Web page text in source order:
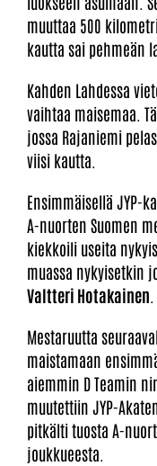
muuttaa 500
kautta sai pehmeän
Kahden Lahdessa
vaihtaa maisemaa.
jossa Rajaniemi
viisi kautta.
Ensimmäisellä JYP-
A-nuorten Suomen
kiekkoili useita
muassa nykyisetkin
Valtteri Hotakainen
Mestaruutta
maistamaan
aiemmin D Teamin
muutettiin JYP-
pitkälti tuosta A-
joukkueesta.